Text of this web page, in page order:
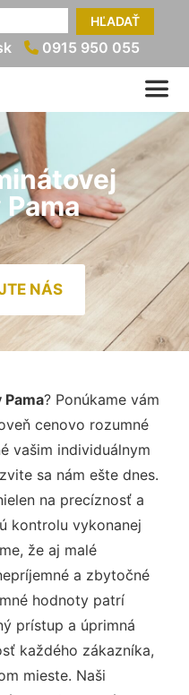
HĽADAŤ
0915 950 055
NÁS
? Ponúkame vám
cenovo rozumné
vašim individuálnym
sa nám ešte dnes.
na precíznosť a
kontrolu vykonanej
že aj malé
a zbytočné
hodnoty patrí
prístup a úprimná
každého zákazníka,
mieste. Naši